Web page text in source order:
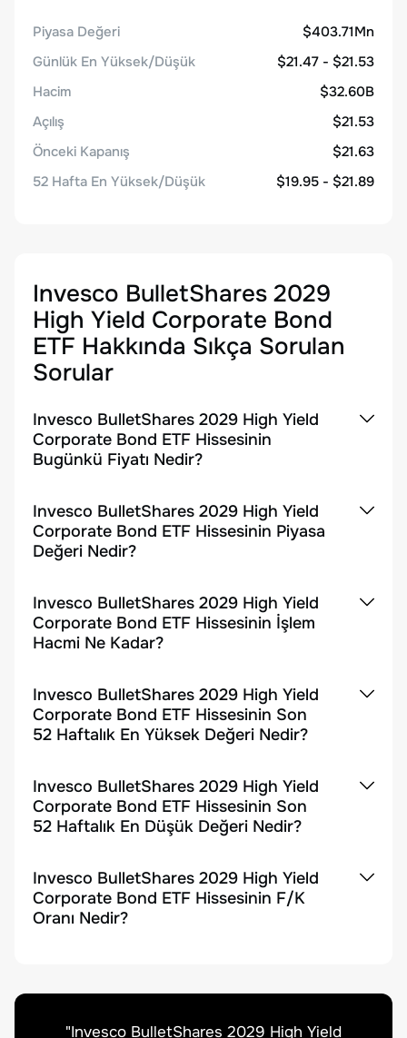
Piyasa Değeri
$403.71Mn
Günlük En Yüksek/Düşük
$21.47 - $21.53
Hacim
$32.60B
Açılış
$21.53
Önceki Kapanış
$21.63
52 Hafta En Yüksek/Düşük
$19.95 - $21.89
Invesco BulletShares 2029
High Yield Corporate Bond
ETF Hakkında Sıkça Sorulan
Sorular
Invesco BulletShares 2029 High Yield
Corporate Bond ETF Hissesinin
Bugünkü Fiyatı Nedir?
Invesco BulletShares 2029 High Yield
Corporate Bond ETF Hissesinin Piyasa
Değeri Nedir?
Invesco BulletShares 2029 High Yield
Corporate Bond ETF Hissesinin İşlem
Hacmi Ne Kadar?
Invesco BulletShares 2029 High Yield
Corporate Bond ETF Hissesinin Son
52 Haftalık En Yüksek Değeri Nedir?
Invesco BulletShares 2029 High Yield
Corporate Bond ETF Hissesinin Son
52 Haftalık En Düşük Değeri Nedir?
Invesco BulletShares 2029 High Yield
Corporate Bond ETF Hissesinin F/K
Oranı Nedir?
"Invesco BulletShares 2029 High Yield